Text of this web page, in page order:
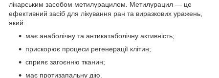
лікарським засобом метилурацилом. Метилурацил — це
ефективний засіб для лікування ран та виразкових уражень,
який:
має анаболічну та антикатаболічну активність;
прискорює процеси регенерації клітин;
сприяє загоєнню тканин;
має протизапальну дію.